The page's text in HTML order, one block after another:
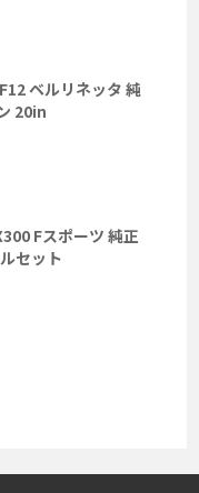
ベルリネッタ 純
20in
Fスポーツ 純正
セット